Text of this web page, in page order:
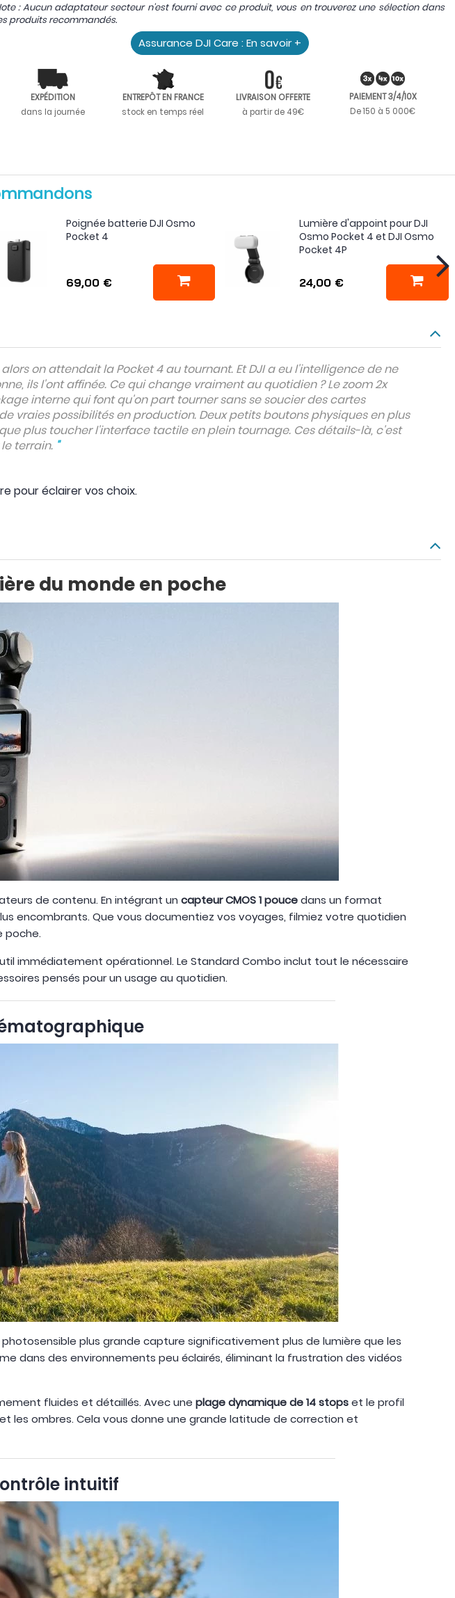
: Aucun adaptateur secteur n'est fourni avec ce produit, vous en trouverez une sélection dans
produits recommandés.
Assurance DJI Care : En savoir +
EXPÉDITION
dans la journée
ENTREPÔT EN FRANCE
stock en temps réel
LIVRAISON OFFERTE
à partir de 49€
PAIEMENT 3/4/10X
De 150 à 5 000€
Comparatif
Pocket 3 VS
Poignée batterie DJI Osmo
Pocket 4
69,00 €
Lumière d'appoint pour DJI
Osmo Pocket 4 et DJI Osmo
Pocket 4P
24,00 €
on attendait la Pocket 4 au tournant. Et DJI a eu l'intelligence de ne
ils l'ont affinée. Ce qui change vraiment au quotidien ? Le zoom 2x
interne qui font qu'on part tourner sans se soucier des cartes
vraies possibilités en production. Deux petits boutons physiques en plus
plus toucher l'interface tactile en plein tournage. Ces détails-là, c'est
terrain. "
pour éclairer vos choix.
du monde en poche
de contenu. En intégrant un capteur CMOS 1 poucedans un format
encombrants. Que vous documentiez vos voyages, filmiez votre quotidien
poche.
immédiatement opérationnel. Le Standard Combo inclut tout le nécessaire
pensés pour un usage au quotidien.
plus grande capture significativement plus de lumière que les
dans des environnements peu éclairés, éliminant la frustration des vidéos
fluides et détaillés. Avec une plage dynamique de 14 stopset le profil
les ombres. Cela vous donne une grande latitude de correction et
intuitif